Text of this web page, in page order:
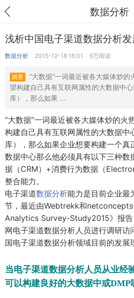
数据分析
浅析中国电子渠道数据分析
数据分析 2015-12-18 16:01 6万阅读
摘要
“大数据”一词最近被各大媒体炒的
望构建自己具有互联网属性的大数据中
库），那么如果 ...
“大数据”一词最近被各大媒体炒的火
构建自己具有互联网属性的大数据中
库），那么如果企业想要构建一个真
数据中心那么他必须具有以下三种数
据（CRM）+消费行为数据（
整合能力。
电子渠道数据分析能力是目前企业最
节，最近由Webtrekk和netconcepts
Analytics Survey-Study2015》报告
网电子渠道数据分析人员进行调研访
国电子渠道数据分析领域目前的发展
当电子渠道数据分析人员从业经
可以构建良好的大数据中或DMP